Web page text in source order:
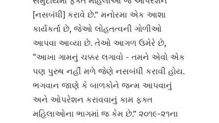
[નસબંધી] કરાવે છે.” મનોરમા એક આશા
કાર્યકર્તા છે, જેઓ લોહતત્વની ગોળીઓ
આપવા આવ્યા છે. તેઓ આગળ ઉમેરે છે,
“આખા ગામનું ચક્કર લગાવો - તમને એવો એક
પણ પુરુષ નહીં મળે જેણે નસબંધી કરાવી હોય.
ભગવાન જાણે કે બાળકોને જન્મ આપવાનું
અને ઓપરેશન કરાવવાનું કામ ફક્ત
મહિલાઓના ભાગમાં જ કેમ છે.” ૨૦૧૯-૨૧ના